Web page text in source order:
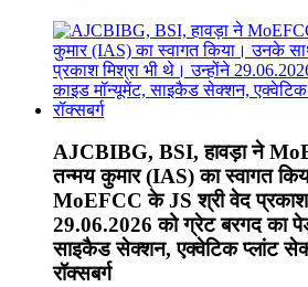
AJCBIBG, BSI, हावड़ा ने
तन्मय कुमार (IAS) का स्वागत
MoEFCC के JS श्री वेद प्रकाश
29.06.2026 को ग्रेट बरगद का
साइकैड सेक्शन, एक्वेटिक प्लांट
रॉक्सबर्ग